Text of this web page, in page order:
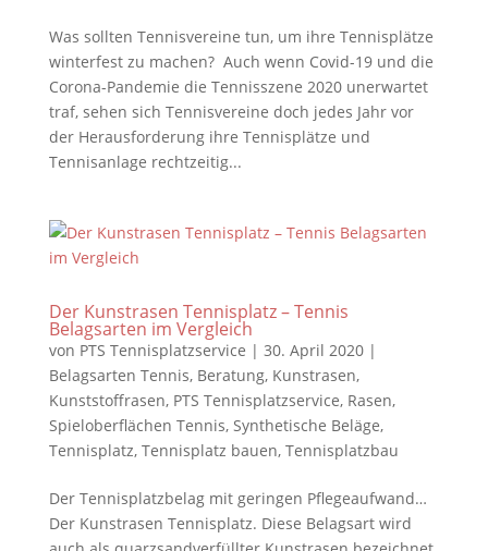
Was sollten Tennisvereine tun, um ihre Tennisplätze
winterfest zu machen? Auch wenn Covid-19 und die
Corona-Pandemie die Tennisszene 2020 unerwartet
traf, sehen sich Tennisvereine doch jedes Jahr vor
der Herausforderung ihre Tennisplätze und
Tennisanlage rechtzeitig...
Der Kunstrasen Tennisplatz – Tennis
Belagsarten im Vergleich
von PTS Tennisplatzservice | 30. April 2020|
Belagsarten Tennis, Beratung, Kunstrasen,
Kunststoffrasen, PTS Tennisplatzservice, Rasen,
Spieloberflächen Tennis, Synthetische Beläge,
Tennisplatz, Tennisplatz bauen, Tennisplatzbau
Der Tennisplatzbelag mit geringen Pflegeaufwand…
Der Kunstrasen Tennisplatz. Diese Belagsart wird